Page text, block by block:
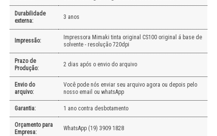
Durabilidade
externa:
3 anos
Impressão:
Impressora Mimaki tinta original CS100 original á base de
solvente - resolução 720dpi
Prazo de
Produção:
2 dias após o envio do arquivo
Envio do
arquivo:
Você pode nós enviar seu arquivo agora ou depois pelo
nosso email ou whatsApp
Garantia: 1 ano contra desbotamento
Orçamento para
Empresa:
WhatsApp (19) 3909 1828